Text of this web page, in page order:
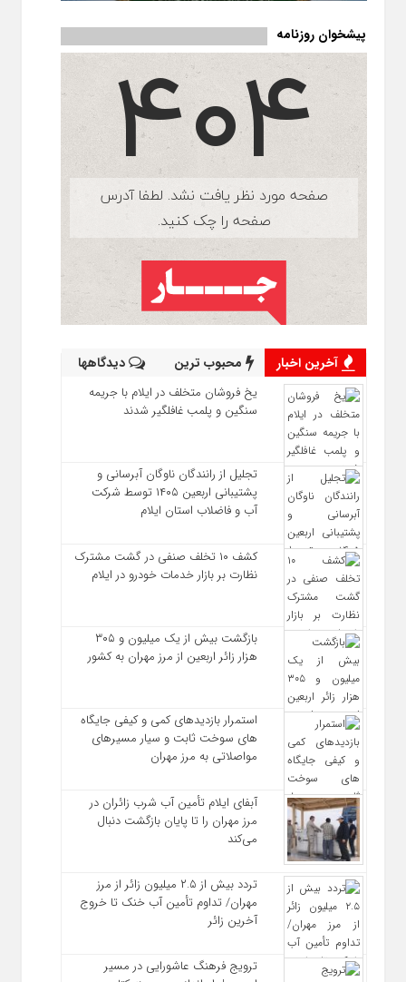
پیشخوان روزنامه
آخرین اخبار محبوب ترین دیدگاهها
یخ‌ فروشان متخلف در ایلام با جریمه
سنگین و پلمب غافلگیر شدند
تجلیل از رانندگان ناوگان آبرسانی و
پشتیبانی اربعین ۱۴۰۵ توسط شرکت
آب و فاضلاب استان ایلام
کشف ۱۰ تخلف صنفی در گشت مشترک
نظارت بر بازار خدمات خودرو در ایلام
بازگشت بیش از یک میلیون و ۳۰۵
هزار زائر اربعین از مرز مهران به کشور
استمرار بازدیدهای کمی و کیفی جایگاه‌
های سوخت ثابت و سیار مسیرهای
مواصلاتی به مرز مهران
آبفای ایلام تأمین آب شرب زائران در
مرز مهران را تا پایان بازگشت دنبال
می‌کند
تردد بیش از ۲.۵ میلیون زائر از مرز
مهران/ تداوم تأمین آب خنک تا خروج
آخرین زائر
ترویج فرهنگ عاشورایی در مسیر